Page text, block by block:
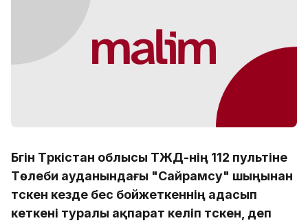
Бүгін Түркістан облысы ТЖД-нің 112 пультіне
Төлеби ауданындағы "Сайрамсу" шыңынан
түскен кезде бес бойжеткеннің адасып
кеткені туралы ақпарат келіп түскен, деп